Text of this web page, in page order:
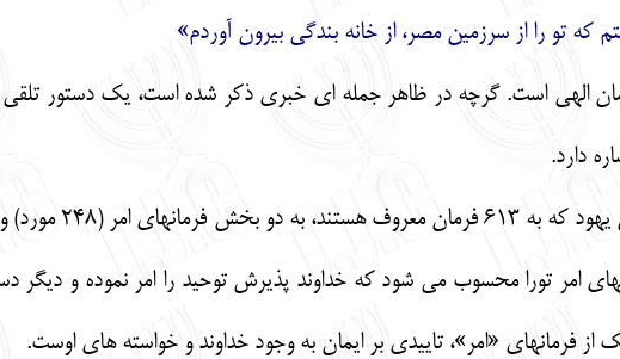
كه تو را از سرزمين مصر، از خانه بندگي بيرون آوردم»
الهي است. گرچه در ظاهر جمله اي خبري ذكر شده است، يك دستور
دارد.
امر تورا محسوب مي شود كه خداوند پذيرش توحيد را امر نموده و ديگر
فرمانهاي «امر»، تاييدي بر ايمان به وجود خداوند و خواسته هاي اوست.